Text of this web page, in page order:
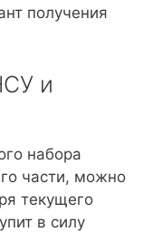
получения
и
набора
части, можно
текущего
в силу